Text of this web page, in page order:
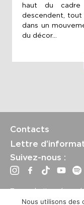
haut du cadre
descendent, tout
dans un
du décor...
Contacts
Lettre
Suivez-nous :
Tous droits
International Film
Nous utilisons des